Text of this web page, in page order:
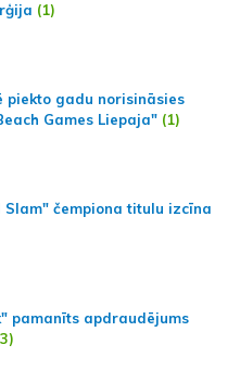
(1)
piekto gadu norisināsies
Games Liepaja" (1)
Slam" čempiona titulu izcīna
pamanīts apdraudējums